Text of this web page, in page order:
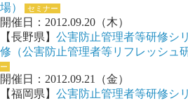
場）
セミナー
開催日：2012.09.20（木）
【長野県】 公害防止管理者等研修
修（公害防止管理者等リフレッシュ
ー
開催日：2012.09.21（金）
【福岡県】 公害防止管理者等研修